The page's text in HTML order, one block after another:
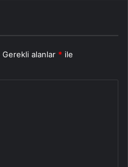
Gerekli alanlar * ile